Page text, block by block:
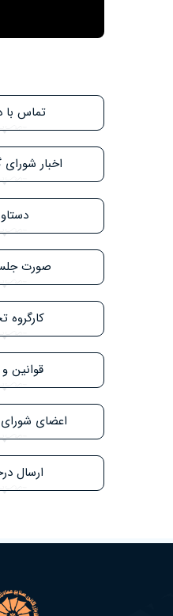
تماس با
اخبار
صورت
قوانین
اعضای
ارسال